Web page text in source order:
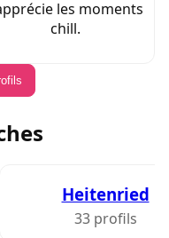
les moments
chill.
Heitenried
33 profils